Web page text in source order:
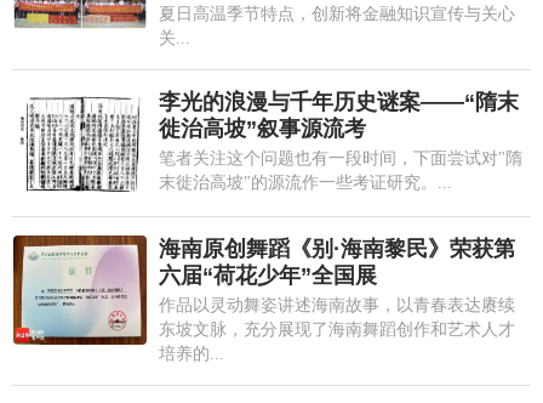
夏日高温季节特点，创新将金融知识宣传与关心
关...
李光的浪漫与千年历史谜案——“隋末
徙治高坡”叙事源流考
笔者关注这个问题也有一段时间，下面尝试对"隋
末徙治高坡"的源流作一些考证研究。...
海南原创舞蹈《别·海南黎民》荣获第
六届“荷花少年”全国展
作品以灵动舞姿讲述海南故事，以青春表达赓续
东坡文脉，充分展现了海南舞蹈创作和艺术人才
培养的...